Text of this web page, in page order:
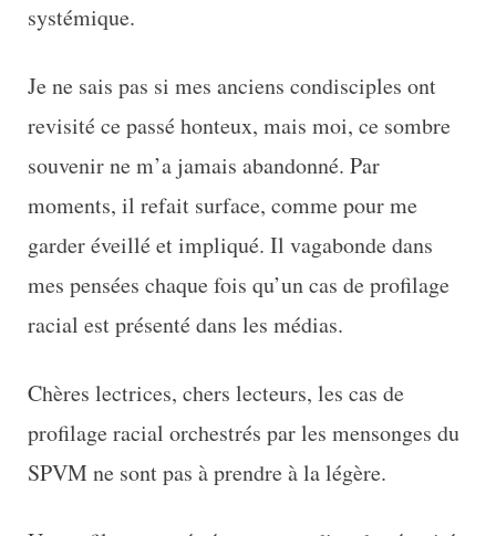
systémique.
Je ne sais pas si mes anciens condisciples ont
revisité ce passé honteux, mais moi, ce sombre
souvenir ne m’a jamais abandonné. Par
moments, il refait surface, comme pour me
garder éveillé et impliqué. Il vagabonde dans
mes pensées chaque fois qu’un cas de profilage
racial est présenté dans les médias.
Chères lectrices, chers lecteurs, les cas de
profilage racial orchestrés par les mensonges du
SPVM ne sont pas à prendre à la légère.